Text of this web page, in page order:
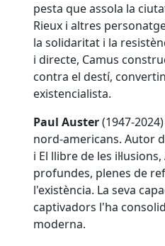
pesta que assola la
Rieux i altres
la solidaritat i la
i directe, Camus
contra el destí,
existencialista.
Paul Auster(1947-
nord-americans. Autor
i El llibre de les
profundes, plenes de
l'existència. La seva
captivadors l'ha
moderna.